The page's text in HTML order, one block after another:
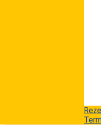
Ausnahme. Auch in dieser
Unternehmen einen
Beratungsunternehmen